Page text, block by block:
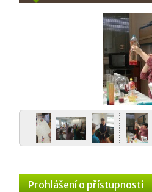
Prohlášení o přístupnosti